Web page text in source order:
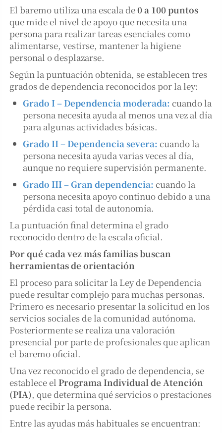
El baremo utiliza una escala de0 a 100 puntos
que mide el nivel de apoyo que necesita una
persona para realizar tareas esenciales como
alimentarse, vestirse, mantener la higiene
personal o desplazarse.
Según la puntuación obtenida, se establecen tres
grados de dependencia reconocidos por la ley:
Grado I – Dependencia moderada: cuando la
persona necesita ayuda al menos una vez al día
para algunas actividades básicas.
Grado II – Dependencia severa: cuando la
persona necesita ayuda varias veces al día,
aunque no requiere supervisión permanente.
Grado III – Gran dependencia: cuando la
persona necesita apoyo continuo debido a una
pérdida casi total de autonomía.
La puntuación final determina el grado
reconocido dentro de la escala oficial.
Por qué cada vez más familias buscan
herramientas de orientación
El proceso para solicitar la Ley de Dependencia
puede resultar complejo para muchas personas.
Primero es necesario presentar la solicitud en los
servicios sociales de la comunidad autónoma.
Posteriormente se realiza una valoración
presencial por parte de profesionales que aplican
el baremo oficial.
Una vez reconocido el grado de dependencia, se
establece el Programa Individual de Atención
(PIA), que determina qué servicios o prestaciones
puede recibir la persona.
Entre las ayudas más habituales se encuentran: